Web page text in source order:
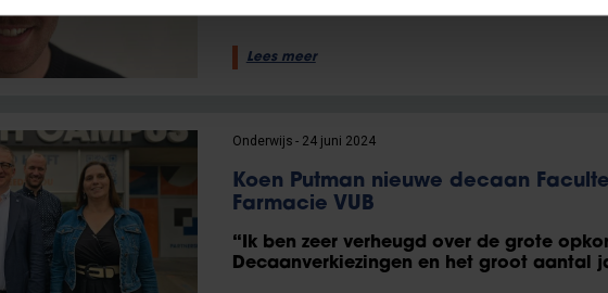
Lees meer
Onderwijs 24 juni 2024
Koen Putman nieuwe decaan
Farmacie VUB
“Ik ben zeer verheugd over de grote
Decaanverkiezingen en het groot aantal